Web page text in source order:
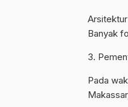
Banyak
3.
Pada